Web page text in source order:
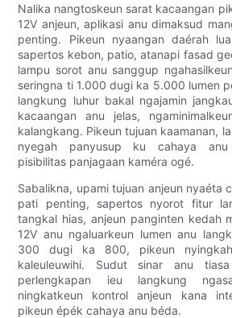
Nalika nangtoskeun sarat kacaangan
12V anjeun, aplikasi anu dimaksud
penting. Pikeun nyaangan daérah
sapertos kebon, patio, atanapi fasad
lampu sorot anu sanggup
seringna ti 1.000 dugi ka 5.000 lumen
langkung luhur bakal ngajamin
kacaangan anu jelas,
kalangkang. Pikeun tujuan kaamanan,
nyegah panyusup ku cahaya anu
pisibilitas panjagaan kaméra ogé.
Sabalikna, upami tujuan anjeun nyaéta
pati penting, sapertos nyorot fitur
tangkal hias, anjeun panginten kedah
12V anu ngaluarkeun lumen anu
300 dugi ka 800, pikeun
kaleuleuwihi. Sudut sinar anu
perlengkapan ieu langkung
ningkatkeun kontrol anjeun kana
pikeun épék cahaya anu béda.